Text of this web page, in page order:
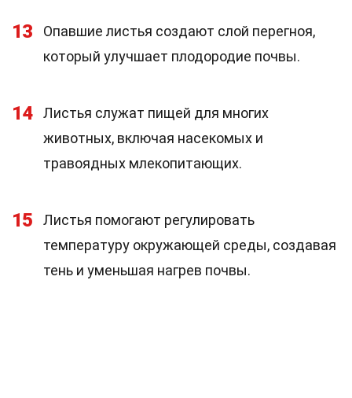
13
Опавшие листья создают слой перегноя,
который улучшает плодородие почвы.
14
Листья служат пищей для многих
животных, включая насекомых и
травоядных млекопитающих.
15
Листья помогают регулировать
температуру окружающей среды, создавая
тень и уменьшая нагрев почвы.